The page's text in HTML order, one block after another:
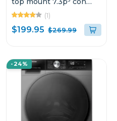
dispensador de agua
(1)
$199.95 $269.99
-24%